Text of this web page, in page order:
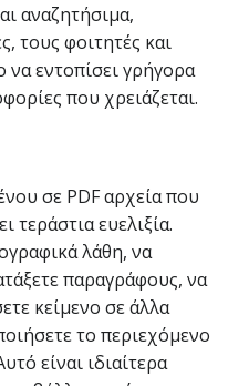
αναζητήσιμα,
τους φοιτητές και
εντοπίσει γρήγορα
που χρειάζεται.
σε PDF αρχεία που
τεράστια ευελιξία.
λάθη, να
παραγράφους, να
κείμενο σε άλλα
το περιεχόμενο
είναι ιδιαίτερα